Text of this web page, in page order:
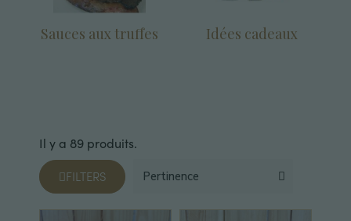
Sauces aux truffes Idées cadeaux
Il y a 89 produits.
FILTERS